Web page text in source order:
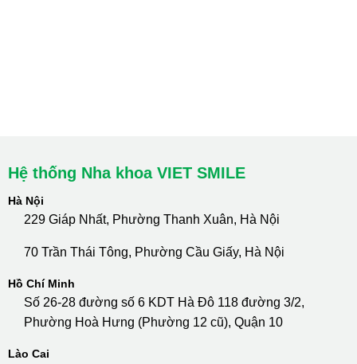
Hệ thống Nha khoa VIET SMILE
Hà Nội
229 Giáp Nhất, Phường Thanh Xuân, Hà Nội
70 Trần Thái Tông, Phường Cầu Giấy, Hà Nội
Hồ Chí Minh
Số 26-28 đường số 6 KDT Hà Đô 118 đường 3/2,
Phường Hoà Hưng (Phường 12 cũ), Quận 10
Lào Cai